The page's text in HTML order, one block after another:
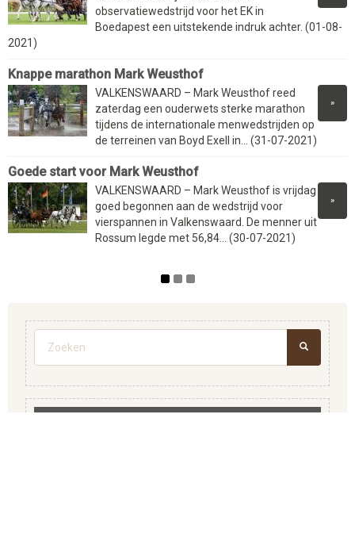
observatiewedstrijd voor het EK in
Boedapest een uitstekende indruk achter. (01-08-
2021)
Knappe marathon Mark Weusthof
»
VALKENSWAARD – Mark Weusthof reed
zaterdag een ouderwets sterke marathon
tijdens de internationale menwedstrijden op
de terreinen van Boyd Exell in... (31-07-2021)
Goede start voor Mark Weusthof
»
VALKENSWAARD – Mark Weusthof is vrijdag
goed begonnen aan de wedstrijd voor
vierspannen in Valkenswaard. De menner uit
Rossum legde met 56,84... (30-07-2021)
Zoekveld